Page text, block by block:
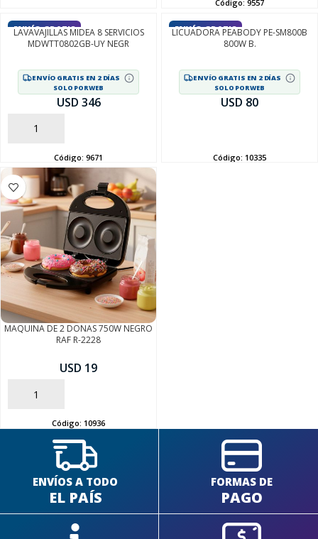
Código: 9557
ENVÍO GRATIS
LAVAVAJILLAS MIDEA 8 SERVICIOS
MDWTT0802GB-UY NEGR
ENVÍO GRATIS EN 2 DÍAS
SOLO POR WEB
USD 346
AÑADIR
Código: 9671
ENVÍO GRATIS
LICUADORA PEABODY PE-SM800B
800W B.
ENVÍO GRATIS EN 2 DÍAS
SOLO POR WEB
USD 80
Código: 10335
MAQUINA DE 2 DONAS 750W NEGRO
RAF R-2228
USD 19
AÑADIR
Código: 10936
ENVÍOS A TODO
EL PAÍS
FORMAS DE
PAGO
SEGUÍ COMPRANDO
FINALIZÁ TU COMPRA